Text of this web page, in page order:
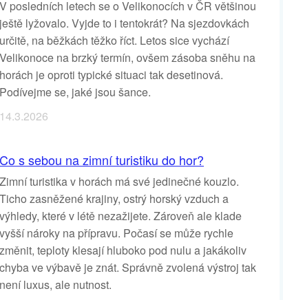
V posledních letech se o Velikonocích v ČR většinou
ještě lyžovalo. Vyjde to i tentokrát? Na sjezdovkách
určitě, na běžkách těžko říct. Letos sice vychází
Velikonoce na brzký termín, ovšem zásoba sněhu na
horách je oproti typické situaci tak desetinová.
Podívejme se, jaké jsou šance.
14.3.2026
Co s sebou na zimní turistiku do hor?
Zimní turistika v horách má své jedinečné kouzlo.
Ticho zasněžené krajiny, ostrý horský vzduch a
výhledy, které v létě nezažijete. Zároveň ale klade
vyšší nároky na přípravu. Počasí se může rychle
změnit, teploty klesají hluboko pod nulu a jakákoliv
chyba ve výbavě je znát. Správně zvolená výstroj tak
není luxus, ale nutnost.